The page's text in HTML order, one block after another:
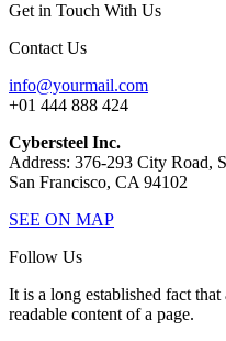
Get in Touch With Us
Contact Us
info@yourmail.com
+01 444 888 424
Cybersteel Inc.
Address: 376-293 City Road,
San Francisco, CA 94102
SEE ON MAP
Follow Us
It is a long established fact
readable content of a page.